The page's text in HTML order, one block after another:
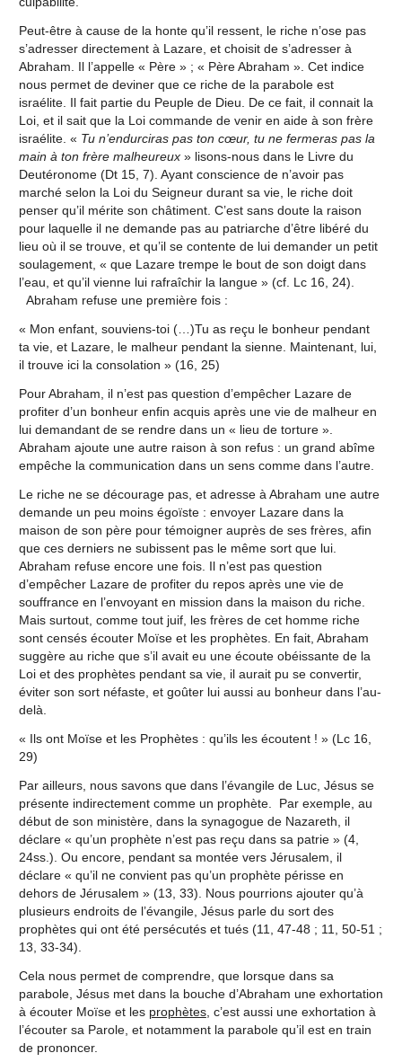
Peut-être à cause de la honte qu’il ressent, le riche n’ose pas
s’adresser directement à Lazare, et choisit de s’adresser à
Abraham. Il l’appelle « Père » ; « Père Abraham ». Cet indice
nous permet de deviner que ce riche de la parabole est
israélite. Il fait partie du Peuple de Dieu. De ce fait, il connait la
Loi, et il sait que la Loi commande de venir en aide à son frère
israélite. « Tu n’endurciras pas ton cœur, tu ne fermeras pas la
main à ton frère malheureux» lisons-nous dans le Livre du
Deutéronome (Dt 15, 7). Ayant conscience de n’avoir pas
marché selon la Loi du Seigneur durant sa vie, le riche doit
penser qu’il mérite son châtiment. C’est sans doute la raison
pour laquelle il ne demande pas au patriarche d’être libéré du
lieu où il se trouve, et qu’il se contente de lui demander un petit
soulagement, « que Lazare trempe le bout de son doigt dans
l’eau, et qu’il vienne lui rafraîchir la langue » (cf. Lc 16, 24).
Abraham refuse une première fois :
« Mon enfant, souviens-toi (…)Tu as reçu le bonheur pendant
ta vie, et Lazare, le malheur pendant la sienne. Maintenant, lui,
il trouve ici la consolation » (16, 25)
Pour Abraham, il n’est pas question d’empêcher Lazare de
profiter d’un bonheur enfin acquis après une vie de malheur en
lui demandant de se rendre dans un « lieu de torture ».
Abraham ajoute une autre raison à son refus : un grand abîme
empêche la communication dans un sens comme dans l’autre.
Le riche ne se décourage pas, et adresse à Abraham une autre
demande un peu moins égoïste : envoyer Lazare dans la
maison de son père pour témoigner auprès de ses frères, afin
que ces derniers ne subissent pas le même sort que lui.
Abraham refuse encore une fois. Il n’est pas question
d’empêcher Lazare de profiter du repos après une vie de
souffrance en l’envoyant en mission dans la maison du riche.
Mais surtout, comme tout juif, les frères de cet homme riche
sont censés écouter Moïse et les prophètes. En fait, Abraham
suggère au riche que s’il avait eu une écoute obéissante de la
Loi et des prophètes pendant sa vie, il aurait pu se convertir,
éviter son sort néfaste, et goûter lui aussi au bonheur dans l’au-
delà.
« Ils ont Moïse et les Prophètes : qu’ils les écoutent ! » (Lc 16,
29)
Par ailleurs, nous savons que dans l’évangile de Luc, Jésus se
présente indirectement comme un prophète. Par exemple, au
début de son ministère, dans la synagogue de Nazareth, il
déclare « qu’un prophète n’est pas reçu dans sa patrie » (4,
24ss.). Ou encore, pendant sa montée vers Jérusalem, il
déclare « qu’il ne convient pas qu’un prophète périsse en
dehors de Jérusalem » (13, 33). Nous pourrions ajouter qu’à
plusieurs endroits de l’évangile, Jésus parle du sort des
prophètes qui ont été persécutés et tués (11, 47-48 ; 11, 50-51 ;
13, 33-34).
Cela nous permet de comprendre, que lorsque dans sa
parabole, Jésus met dans la bouche d’Abraham une exhortation
à écouter Moïse et les prophètes, c’est aussi une exhortation à
l’écouter sa Parole, et notamment la parabole qu’il est en train
de prononcer.